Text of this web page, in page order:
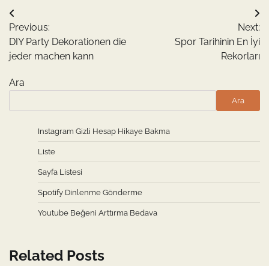
Yazı
gezinmesi
Previous:
DIY Party Dekorationen die
jeder machen kann
Next:
Spor Tarihinin En İyi
Rekorları
Ara
Ara
Instagram Gizli Hesap Hikaye Bakma
Liste
Sayfa Listesi
Spotify Dinlenme Gönderme
Youtube Beğeni Arttırma Bedava
Related Posts